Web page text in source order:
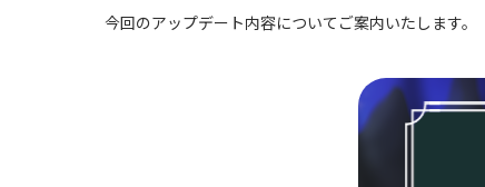
今回のアップデート内容についてご案内いたします。